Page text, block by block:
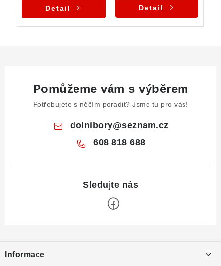
Detail Detail
Pomůžeme vám s výběrem
Potřebujete s něčím poradit? Jsme tu pro vás!
dolnibory@seznam.cz
608 818 688
pInformace